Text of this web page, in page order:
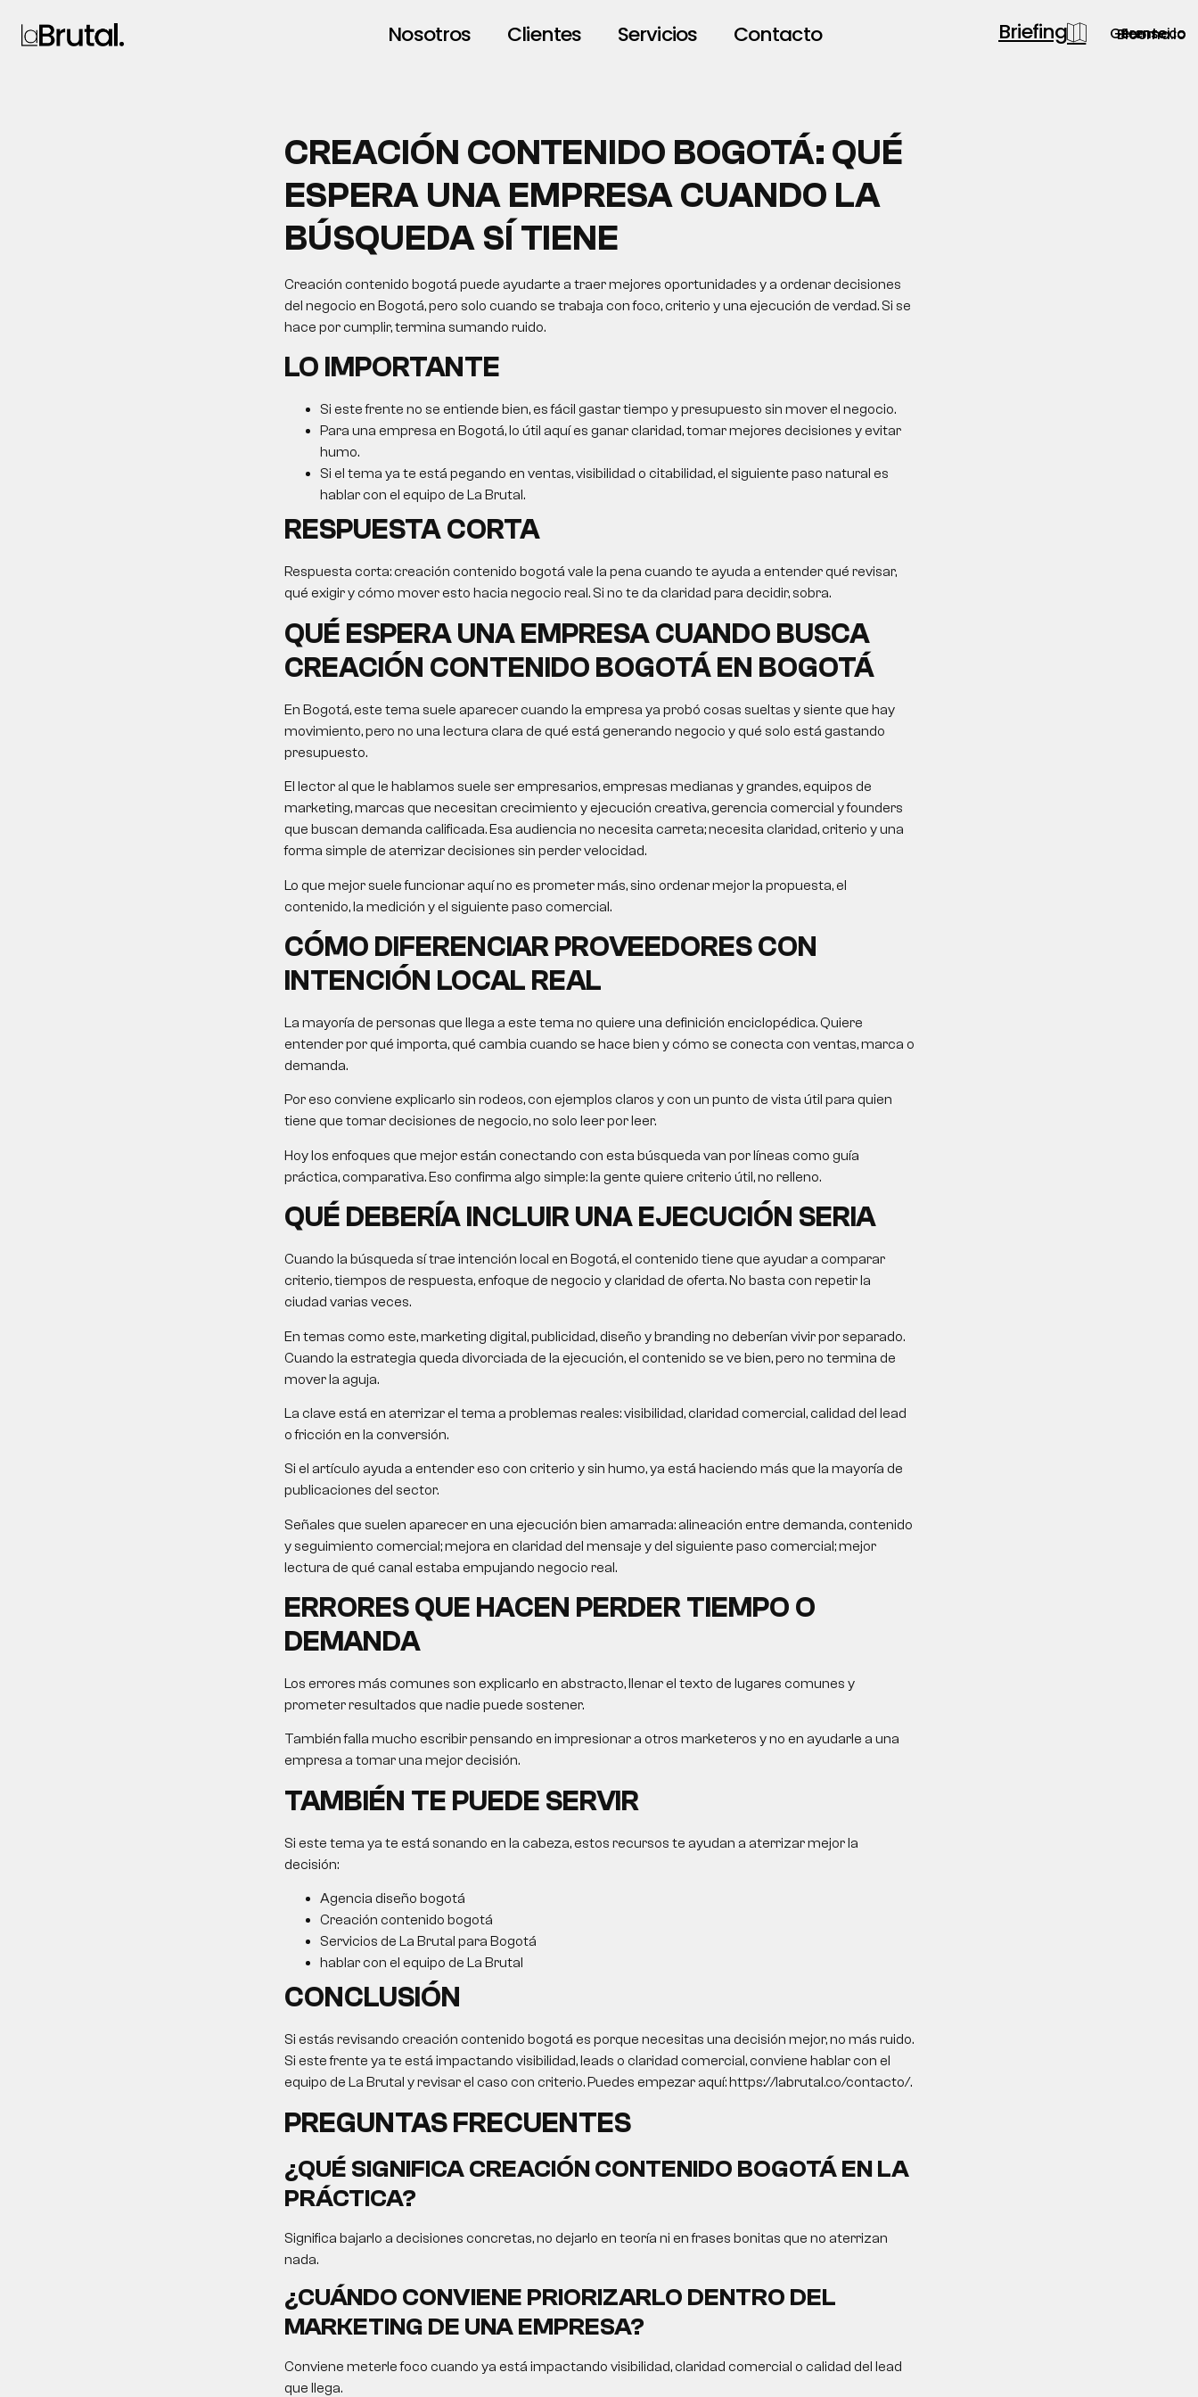
Nosotros Clientes Servicios Contacto Briefing Blooma.io
Semsei.io
Gerente.co
CREACIÓN CONTENIDO BOGOTÁ: QUÉ
ESPERA UNA EMPRESA CUANDO LA
BÚSQUEDA SÍ TIENE
Creación contenido bogotá puede ayudarte a traer mejores oportunidades y a ordenar decisiones
del negocio en Bogotá, pero solo cuando se trabaja con foco, criterio y una ejecución de verdad. Si se
hace por cumplir, termina sumando ruido.
LO IMPORTANTE
Si este frente no se entiende bien, es fácil gastar tiempo y presupuesto sin mover el negocio.
Para una empresa en Bogotá, lo útil aquí es ganar claridad, tomar mejores decisiones y evitar
humo.
Si el tema ya te está pegando en ventas, visibilidad o citabilidad, el siguiente paso natural es
hablar con el equipo de La Brutal.
RESPUESTA CORTA
Respuesta corta: creación contenido bogotá vale la pena cuando te ayuda a entender qué revisar,
qué exigir y cómo mover esto hacia negocio real. Si no te da claridad para decidir, sobra.
QUÉ ESPERA UNA EMPRESA CUANDO BUSCA
CREACIÓN CONTENIDO BOGOTÁ EN BOGOTÁ
En Bogotá, este tema suele aparecer cuando la empresa ya probó cosas sueltas y siente que hay
movimiento, pero no una lectura clara de qué está generando negocio y qué solo está gastando
presupuesto.
El lector al que le hablamos suele ser empresarios, empresas medianas y grandes, equipos de
marketing, marcas que necesitan crecimiento y ejecución creativa, gerencia comercial y founders
que buscan demanda calificada. Esa audiencia no necesita carreta; necesita claridad, criterio y una
forma simple de aterrizar decisiones sin perder velocidad.
Lo que mejor suele funcionar aquí no es prometer más, sino ordenar mejor la propuesta, el
contenido, la medición y el siguiente paso comercial.
CÓMO DIFERENCIAR PROVEEDORES CON
INTENCIÓN LOCAL REAL
La mayoría de personas que llega a este tema no quiere una definición enciclopédica. Quiere
entender por qué importa, qué cambia cuando se hace bien y cómo se conecta con ventas, marca o
demanda.
Por eso conviene explicarlo sin rodeos, con ejemplos claros y con un punto de vista útil para quien
tiene que tomar decisiones de negocio, no solo leer por leer.
Hoy los enfoques que mejor están conectando con esta búsqueda van por líneas como guía
práctica, comparativa. Eso confirma algo simple: la gente quiere criterio útil, no relleno.
QUÉ DEBERÍA INCLUIR UNA EJECUCIÓN SERIA
Cuando la búsqueda sí trae intención local en Bogotá, el contenido tiene que ayudar a comparar
criterio, tiempos de respuesta, enfoque de negocio y claridad de oferta. No basta con repetir la
ciudad varias veces.
En temas como este, marketing digital, publicidad, diseño y branding no deberían vivir por separado.
Cuando la estrategia queda divorciada de la ejecución, el contenido se ve bien, pero no termina de
mover la aguja.
La clave está en aterrizar el tema a problemas reales: visibilidad, claridad comercial, calidad del lead
o fricción en la conversión.
Si el artículo ayuda a entender eso con criterio y sin humo, ya está haciendo más que la mayoría de
publicaciones del sector.
Señales que suelen aparecer en una ejecución bien amarrada: alineación entre demanda, contenido
y seguimiento comercial; mejora en claridad del mensaje y del siguiente paso comercial; mejor
lectura de qué canal estaba empujando negocio real.
ERRORES QUE HACEN PERDER TIEMPO O
DEMANDA
Los errores más comunes son explicarlo en abstracto, llenar el texto de lugares comunes y
prometer resultados que nadie puede sostener.
También falla mucho escribir pensando en impresionar a otros marketeros y no en ayudarle a una
empresa a tomar una mejor decisión.
TAMBIÉN TE PUEDE SERVIR
Si este tema ya te está sonando en la cabeza, estos recursos te ayudan a aterrizar mejor la
decisión:
Agencia diseño bogotá
Creación contenido bogotá
Servicios de La Brutal para Bogotá
hablar con el equipo de La Brutal
CONCLUSIÓN
Si estás revisando creación contenido bogotá es porque necesitas una decisión mejor, no más ruido.
Si este frente ya te está impactando visibilidad, leads o claridad comercial, conviene hablar con el
equipo de La Brutal y revisar el caso con criterio. Puedes empezar aquí: https://labrutal.co/contacto/.
PREGUNTAS FRECUENTES
¿QUÉ SIGNIFICA CREACIÓN CONTENIDO BOGOTÁ EN LA
PRÁCTICA?
Significa bajarlo a decisiones concretas, no dejarlo en teoría ni en frases bonitas que no aterrizan
nada.
¿CUÁNDO CONVIENE PRIORIZARLO DENTRO DEL
MARKETING DE UNA EMPRESA?
Conviene meterle foco cuando ya está impactando visibilidad, claridad comercial o calidad del lead
que llega.